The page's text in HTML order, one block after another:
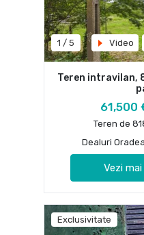
1 / 5 Video
Teren intravilan,
61,500
Teren de
Dealuri
Vezi
Exclusivitate